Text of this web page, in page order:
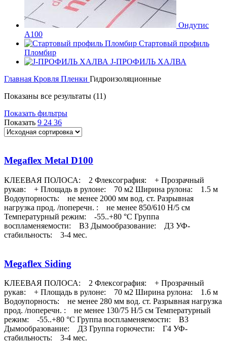
Ондутис
А100
Стартовый профиль
Пломбир
J-ПРОФИЛЬ ХАЛВА
Главная Кровля Пленки Гидроизоляционные
Показаны все результаты (11)
Показать фильтры
Показать 9 24 36
Megaflex Metal D100
КЛЕЕВАЯ ПОЛОСА: 2 Флексография: + Прозрачный
рукав: + Площадь в рулоне: 70 м2 Ширина рулона: 1.5 м
Водоупорность: не менее 2000 мм вод. ст. Разрывная
нагрузка прод. /поперечн. : не менее 850/610 Н/5 см
Температурный режим: -55..+80 °С Группа
воспламеняемости: В3 Дымообразование: Д3 УФ-
стабильность: 3-4 мес.
Megaflex Siding
КЛЕЕВАЯ ПОЛОСА: 2 Флексография: + Прозрачный
рукав: + Площадь в рулоне: 70 м2 Ширина рулона: 1.6 м
Водоупорность: не менее 280 мм вод. ст. Разрывная нагрузка
прод. /поперечн. : не менее 130/75 Н/5 см Температурный
режим: -55..+80 °С Группа воспламеняемости: В3
Дымообразование: Д3 Группа горючести: Г4 УФ-
стабильность: 3-4 мес.